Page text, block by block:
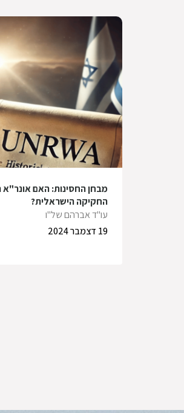
מבחן החסינות: האם
החקיקה הישראלית?
עו"ד אברהם של"ו
19 דצמבר 2024